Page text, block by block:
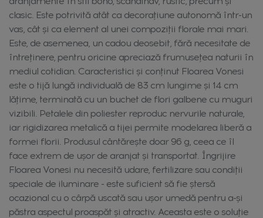
clasic. Este potrivită atât ca decorațiune autonomă într-un
vas, cât și ca element al unei compoziții florale mai mari.
Este, de asemenea, un cadou deosebit, fără necesitate de
întreținere, pentru oricine apreciază frumusețea naturii în
mediul cotidian. Caracteristici și conținut Floarea Vonesi
este o tijă lungă individuală de 83 cm lungime și 14 cm
lățime, terminată cu un buchet de flori galbene cu muguri
vizibili. Petalele din poliester reproduc nervurile naturale,
iar rigidizarea metalică a tijei permite modelarea liberă a
formei florii. Produsul cântărește doar 96 g, ceea ce îl
face extrem de ușor de aranjat și transportat. Îngrijire
Floarea Vonesi nu necesită udare, fertilizare sau condiții
speciale de iluminare - este suficient să fie ștersă
ocazional cu o cârpă uscată sau ușor umedă pentru a-și
păstra aspectul proaspăt și atractiv. Aceasta este o soluție